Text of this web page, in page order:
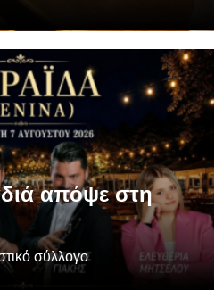
απόψε στη
σύλλογο